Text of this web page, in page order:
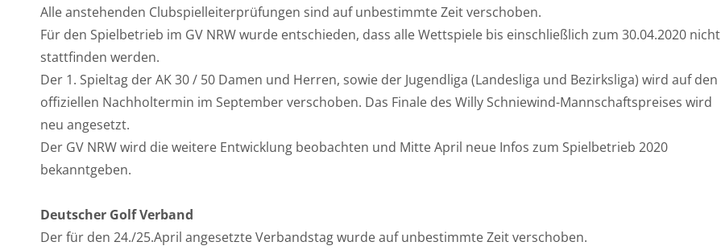
Alle anstehenden Clubspielleiterprüfungen sind auf unbestimmte Zeit verschoben.
Für den Spielbetrieb im GV NRW wurde entschieden, dass alle Wettspiele bis einschließlich zum 30.04.2020 nicht
stattfinden werden.
Der 1. Spieltag der AK 30 / 50 Damen und Herren, sowie der Jugendliga (Landesliga und Bezirksliga) wird auf den
offiziellen Nachholtermin im September verschoben. Das Finale des Willy Schniewind-Mannschaftspreises wird
neu angesetzt.
Der GV NRW wird die weitere Entwicklung beobachten und Mitte April neue Infos zum Spielbetrieb 2020
bekanntgeben.
Deutscher Golf Verband
Der für den 24./25.April angesetzte Verbandstag wurde auf unbestimmte Zeit verschoben.